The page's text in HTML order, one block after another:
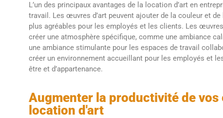
L’un des principaux avantages de la location d’art en
travail. Les œuvres d’art peuvent ajouter de la couleur et
plus agréables pour les employés et les clients. Les
créer une atmosphère spécifique, comme une ambiance
une ambiance stimulante pour les espaces de travail
créer un environnement accueillant pour les employés et
être et d’appartenance.
Augmenter la productivité de vos
location d'art